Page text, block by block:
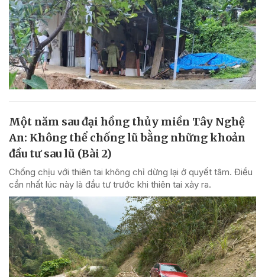
Một năm sau đại hồng thủy miền Tây Nghệ
An: Không thể chống lũ bằng những khoản
đầu tư sau lũ (Bài 2)
Chống chịu với thiên tai không chỉ dừng lại ở quyết tâm. Điều
cần nhất lúc này là đầu tư trước khi thiên tai xảy ra.